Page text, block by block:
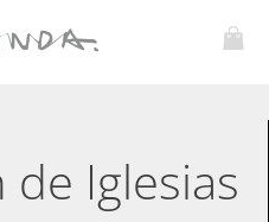
de Iglesias